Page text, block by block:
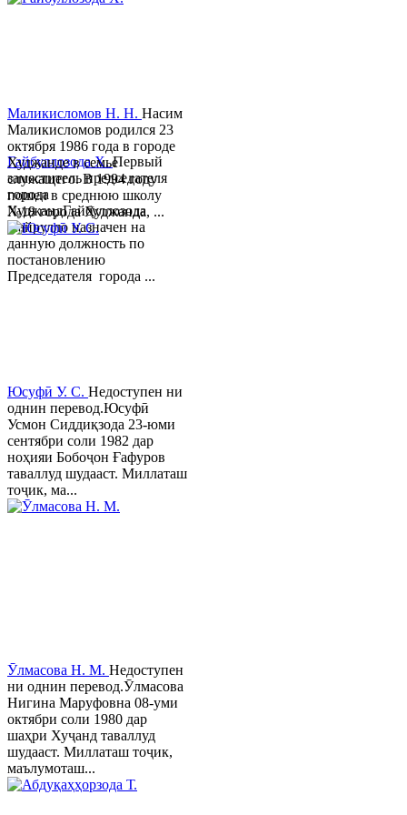
Гайбуллозода Х.Первый
заместитель председателя
города
ХуджандГайбуллозода
Хайрулло назначен на
данную должность по
постановлению
Председателя города ...
Маликисломов Н. Н. Насим
Маликисломов родился 23
октября 1986 года в городе
Худжанде в семье
служащего. В 1994 году
пошел в среднюю школу
№18 города Худжанда, ...
Юсуфӣ У. C. Недоступен ни
однин перевод.Юсуфӣ
Усмон Сиддиқзода 23-юми
сентябри соли 1982 дар
ноҳияи Бобоҷон Ғафуров
таваллуд шудааст. Миллаташ
тоҷик, ма...
Ӯлмасова Н. М. Недоступен
ни однин перевод.Ӯлмасова
Нигина Маруфовна 08-уми
октябри соли 1980 дар
шаҳри Хуҷанд таваллуд
шудааст. Миллаташ тоҷик,
маълумоташ...